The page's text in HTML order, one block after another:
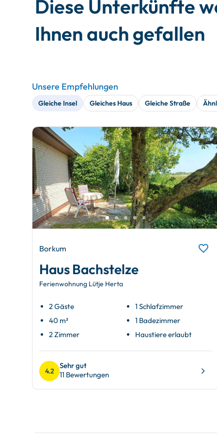
Diese Unterkünfte
Ihnen auch gefallen
Unsere Empfehlungen
Gleiche Insel Gleiches Haus Gleiche Straße
Borkum
Haus Bachstelze
Ferienwohnung Lütje Herta
2 Gäste
40 m²
2 Zimmer
1 Schlafzimmer
1 Badezimmer
Haustiere erlaubt
4.2
Sehr gut
11 Bewertungen